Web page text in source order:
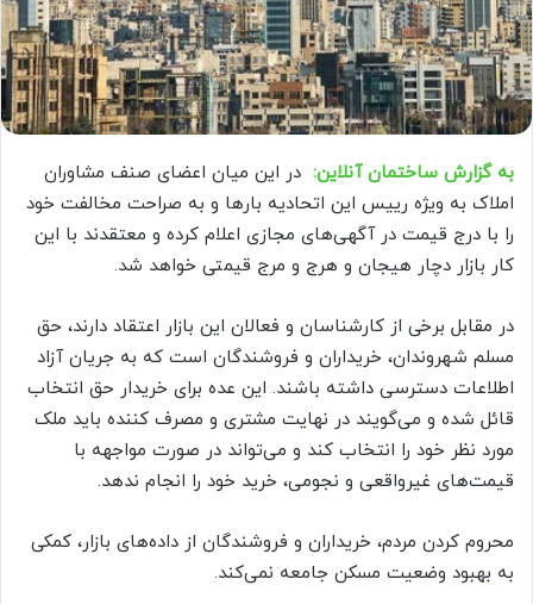
به گزارش ساختمان آنلاین: در این میان اعضای صنف مشاوران
املاک به ویژه رییس این اتحادیه بار‌ها و به صراحت مخالفت خود
را با درج قیمت در آگهی‌های مجازی اعلام کرده و معتقدند با این
کار بازار دچار هیجان و هرج و مرج قیمتی خواهد شد.
در مقابل برخی از کارشناسان و فعالان این بازار اعتقاد دارند، حق
مسلم شهروندان، خریداران و فروشندگان است که به جریان آزاد
اطلاعات دسترسی داشته باشند. این عده برای خریدار حق انتخاب
قائل شده و می‌گویند در نهایت مشتری و مصرف کننده باید ملک
مورد نظر خود را انتخاب کند و می‌تواند در صورت مواجهه با
قیمت‌های غیرواقعی و نجومی، خرید خود را انجام ندهد.
محروم کردن مردم، خریداران و فروشندگان از داده‌های بازار، کمکی
به بهبود وضعیت مسکن جامعه نمی‌کند.